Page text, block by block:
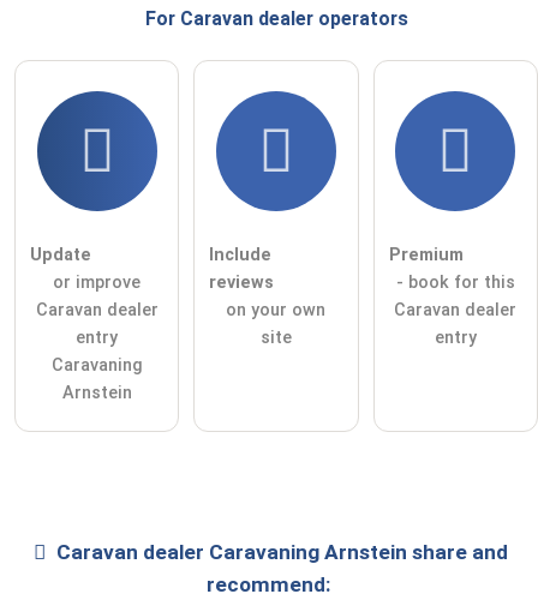
For Caravan dealer operators
Update
or improve
Caravan dealer
entry
Caravaning
Arnstein
Include
reviews
on your own
site
Premium
- book for this
Caravan dealer
entry
Caravan dealer Caravaning Arnstein share and
recommend: